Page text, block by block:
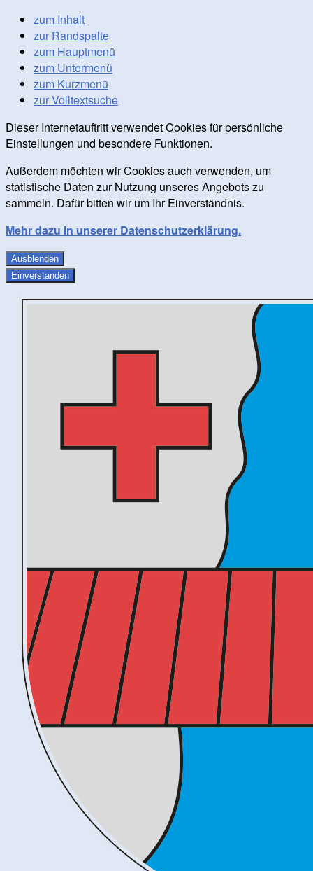
zum Inhalt
zur Randspalte
zum Hauptmenü
zum Untermenü
zum Kurzmenü
zur Volltextsuche
Dieser Internetauftritt verwendet Cookies für persönliche
Einstellungen und besondere Funktionen.
Außerdem möchten wir Cookies auch verwenden, um
statistische Daten zur Nutzung unseres Angebots zu
sammeln. Dafür bitten wir um Ihr Einverständnis.
Mehr dazu in unserer Datenschutzerklärung.
Ausblenden
Einverstanden